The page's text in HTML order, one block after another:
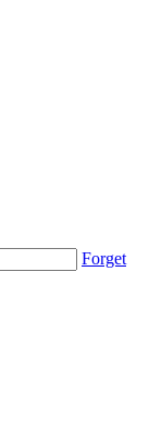
Forget